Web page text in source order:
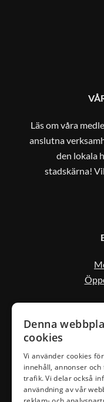
Läs om våra
anslutna
den lokala
stadskärna!
KONTAKT
Denna
cookies
Vi använder cookies
innehåll, annonser
trafik. Vi delar också
användning av vår